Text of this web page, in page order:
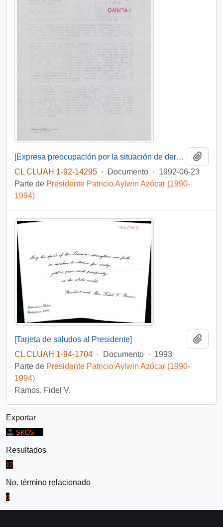
[Expresa preocupación por la situación de derechos humanos del pueblo mapuche]
CL CLUAH 1-92-14295 · Documento · 1992-06-23
Parte de Presidente Patricio Aylwin Azócar (1990-
1994)
[Tarjeta de saludos al Presidente]
CL CLUAH 1-94-1704 · Documento · 1993
Parte de Presidente Patricio Aylwin Azócar (1990-
1994)
Ramos, Fidel V.
Exportar
SKOS
Resultados
12
No. término relacionado
0